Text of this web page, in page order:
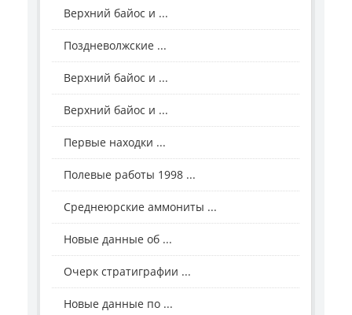
Верхний байос и ...
Поздневолжские ...
Верхний байос и ...
Верхний байос и ...
Первые находки ...
Полевые работы 1998 ...
Среднеюрские аммониты ...
Новые данные об ...
Очерк стратиграфии ...
Новые данные по ...